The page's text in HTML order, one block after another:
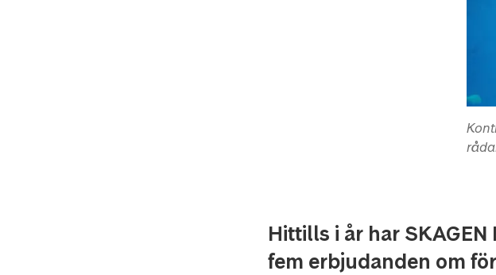
Hittills i år har
fem erbjudanden om